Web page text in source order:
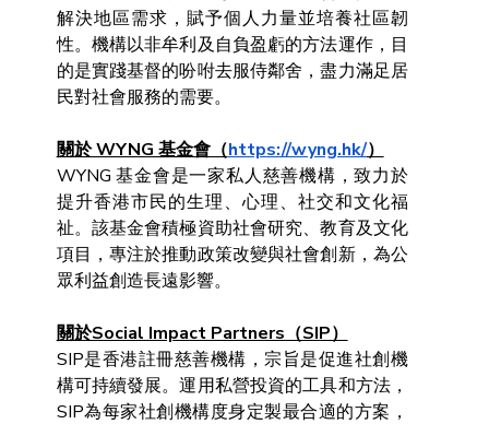
解決地區需求，賦予個人力量並培養社區韌
性。機構以非牟利及自負盈虧的方法運作，目
的是實踐基督的吩咐去服侍鄰舍，盡力滿足居
民對社會服務的需要。
關於 WYNG 基金會（https://wyng.hk/）
WYNG 基金會是一家私人慈善機構，致力於
提升香港市民的生理、心理、社交和文化福
祉。該基金會積極資助社會研究、教育及文化
項目，專注於推動政策改變與社會創新，為公
眾利益創造長遠影響。
關於Social Impact Partners（SIP）
SIP是香港註冊慈善機構，宗旨是促進社創機
構可持續發展。運用私營投資的工具和方法，
SIP為每家社創機構度身定製最合適的方案，